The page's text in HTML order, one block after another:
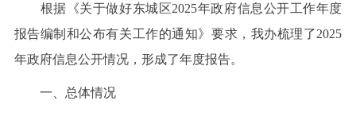
根据《关于做好东城区2025年政府信息公开工作年度
报告编制和公布有关工作的通知》要求，我办梳理了2025
年政府信息公开情况，形成了年度报告。
一、总体情况